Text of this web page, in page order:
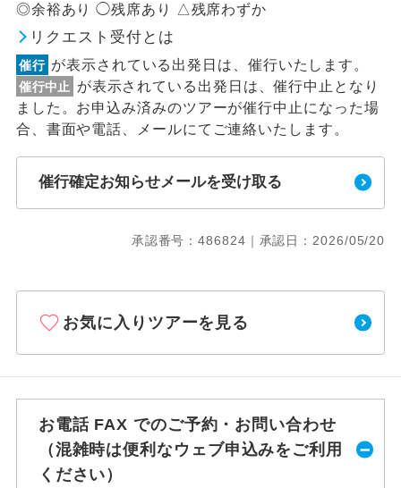
◎余裕あり ◯残席あり △残席わずか
リクエスト受付とは
催行 が表示されている出発日は、催行いたします。
催行中止
が表示されている出発日は、催行中止となり
ました。お申込み済みのツアーが催行中止になった場
合、書面や電話、メールにてご連絡いたします。
催行確定お知らせメールを受け取る
承認番号：486824｜承認日：2026/05/20
お気に入りツアーを見る
お電話 FAX でのご予約・お問い合わせ
（混雑時は便利なウェブ申込みをご利用
ください）